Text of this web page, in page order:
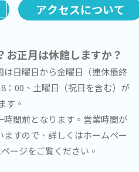
アクセスについて
お正月は休館しますか？
日曜日から金曜日（連休最終
：00、土曜日（祝日を含む）が
す。
時間前となります。営業時間が
すので、詳しくはホームペー
ージをご覧ください。